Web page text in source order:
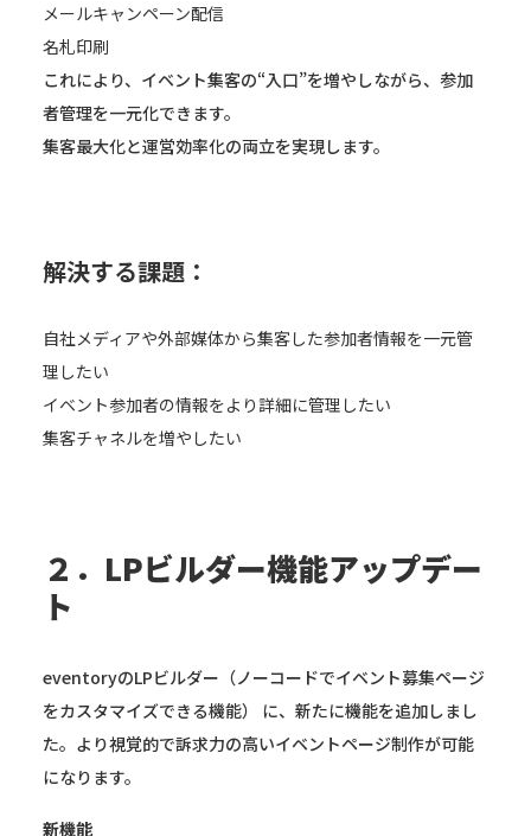
メールキャンペーン配信
名札印刷
これにより、イベント集客の“入口”を増やしながら、参加
者管理を一元化できます。
集客最大化と運営効率化の両立を実現します。
解決する課題：
自社メディアや外部媒体から集客した参加者情報を一元管
理したい
イベント参加者の情報をより詳細に管理したい
集客チャネルを増やしたい
２．LPビルダー機能アップデー
ト
eventoryのLPビルダー（ノーコードでイベント募集ページ
をカスタマイズできる機能） に、新たに機能を追加しまし
た。より視覚的で訴求力の高いイベントページ制作が可能
になります。
新機能